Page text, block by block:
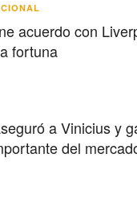
acuerdo con
fortuna
a Vinicius y
del